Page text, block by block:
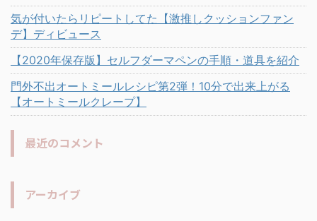
気が付いたらリピートしてた【激推しクッションファン
デ】ディビュース
【2020年保存版】セルフダーマペンの手順・道具を紹介
門外不出オートミールレシピ第2弾！10分で出来上がる
【オートミールクレープ】
最近のコメント
アーカイブ